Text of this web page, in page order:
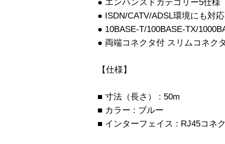
● エンハンスドカテゴリー5仕様
● ISDN/CATV/ADSL環境にも対応
● 10BASE-T/100BASE-TX/
● 両端コネクタ付 スリムコネク
【仕様】
■ 寸法（長さ） : 50m
■ カラー : ブルー
■ インターフェイス : RJ45コネ